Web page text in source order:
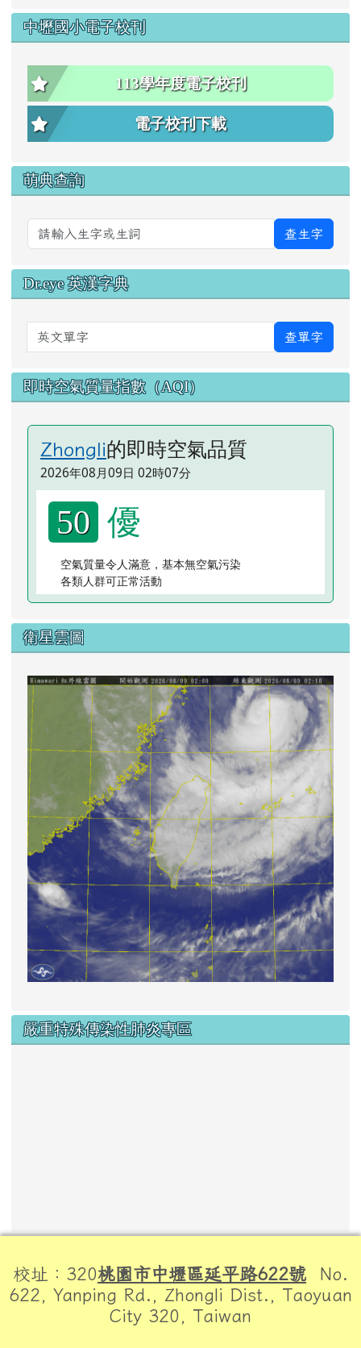
中壢國小電子校刊
113學年度電子校刊
電子校刊下載
萌典查詢
查生字
Dr.eye 英漢字典
英文單字 查單字
即時空氣質量指數（AQI）
Zhongli的即時空氣品質
2026年08月09日 02時07分
50 優
空氣質量令人滿意，基本無空氣污染
各類人群可正常活動
衛星雲圖
link
嚴重特殊傳染性肺炎專區
校址：320桃園市中壢區延平路622號 No.
622, Yanping Rd., Zhongli Dist., Taoyuan
City 320, Taiwan